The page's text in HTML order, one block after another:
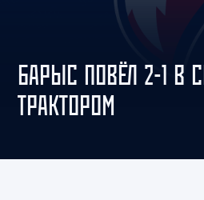
БАРЫС ПОВЁЛ 2-1 В
ТРАКТОРОМ